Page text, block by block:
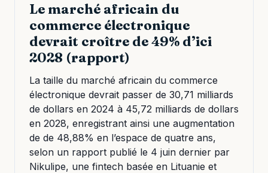
Le marché africain du
commerce électronique
devrait croître de 49% d’ici
2028 (rapport)
La taille du marché africain du commerce
électronique devrait passer de 30,71 milliards
de dollars en 2024 à 45,72 milliards de dollars
en 2028, enregistrant ainsi une augmentation
de de 48,88% en l’espace de quatre ans,
selon un rapport publié le 4 juin dernier par
Nikulipe, une fintech basée en Lituanie et